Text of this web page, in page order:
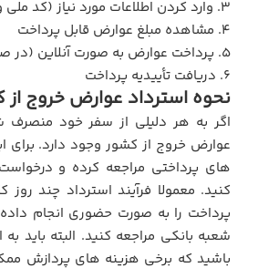
3. وارد کردن اطلاعات مورد نیاز (کد ملی و سایر مشخصات)
4. مشاهده مبلغ عوارض قابل پرداخت
5. پرداخت عوارض به صورت آنلاین (در صورت نیاز)
6. دریافت تأییدیه پرداخت
نحوه استرداد عوارض خروج
اگر به هر دلیلی از سفر خود منصرف
عوارض خروج از کشور وجود دارد. برای
های پرداختی مراجعه کرده و
کنید. معمولا فرآیند استرداد چند روز
پرداخت را به‌ صورت حضوری انجام داده
شعبه بانکی مراجعه کنید. البته باید
باشید که برخی هزینه‌ های پردازش